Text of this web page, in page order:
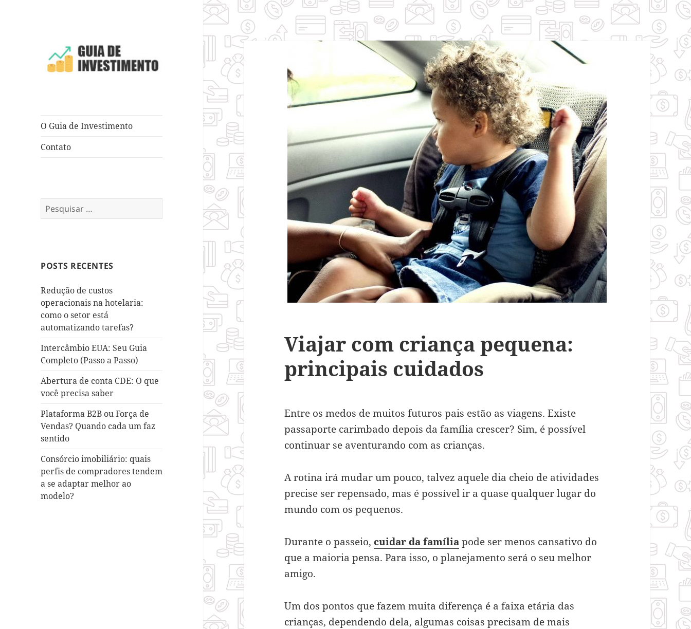
O Guia de Investimento
Contato
Pesquisar
por:
POSTS RECENTES
Redução de custos
operacionais na hotelaria:
como o setor está
automatizando tarefas?
Intercâmbio EUA: Seu Guia
Completo (Passo a Passo)
Abertura de conta CDE: O que
você precisa saber
Plataforma B2B ou Força de
Vendas? Quando cada um faz
sentido
Consórcio imobiliário: quais
perfis de compradores tendem
a se adaptar melhor ao
modelo?
Viajar com criança pequena:
principais cuidados
Entre os medos de muitos futuros pais estão as viagens. Existe
passaporte carimbado depois da família crescer? Sim, é possível
continuar se aventurando com as crianças.
A rotina irá mudar um pouco, talvez aquele dia cheio de atividades
precise ser repensado, mas é possível ir a quase qualquer lugar do
mundo com os pequenos.
Durante o passeio, cuidar da famíliapode ser menos cansativo do
que a maioria pensa. Para isso, o planejamento será o seu melhor
amigo.
Um dos pontos que fazem muita diferença é a faixa etária das
crianças, dependendo dela, algumas coisas precisam de mais